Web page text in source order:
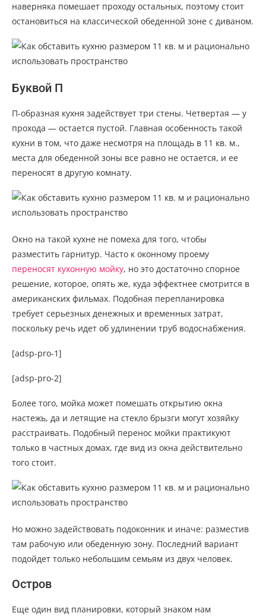
наверняка помешает проходу остальных, поэтому стоит
остановиться на классической обеденной зоне с диваном.
Буквой П
П-образная кухня задействует три стены. Четвертая — у
прохода — остается пустой. Главная особенность такой
кухни в том, что даже несмотря на площадь в 11 кв. м.,
места для обеденной зоны все равно не остается, и ее
переносят в другую комнату.
Окно на такой кухне не помеха для того, чтобы
разместить гарнитур. Часто к оконному проему
переносят кухонную мойку, но это достаточно спорное
решение, которое, опять же, куда эффектнее смотрится в
американских фильмах. Подобная перепланировка
требует серьезных денежных и временных затрат,
поскольку речь идет об удлинении труб водоснабжения.
[adsp-pro-1]
[adsp-pro-2]
Более того, мойка может помешать открытию окна
настежь, да и летящие на стекло брызги могут хозяйку
расстраивать. Подобный перенос мойки практикуют
только в частных домах, где вид из окна действительно
того стоит.
Но можно задействовать подоконник и иначе: разместив
там рабочую или обеденную зону. Последний вариант
подойдет только небольшим семьям из двух человек.
Остров
Еще один вид планировки, который знаком нам